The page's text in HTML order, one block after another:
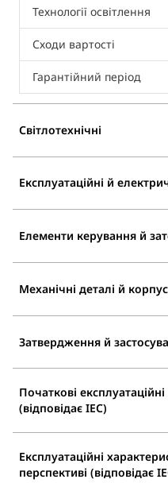
Технології освітлення
Сходи вартості
Гарантійний період
Світлотехнічні
Експлуатаційні й
Елементи керування й
Механічні деталі й корпус
Затвердження й
Початкові
(відповідає IEC)
Експлуатаційні
перспективі (відповідає